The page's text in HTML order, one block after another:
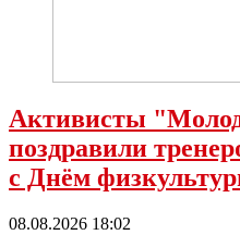
Активисты
поздравили
с Днëм
08.08.2026 18:02